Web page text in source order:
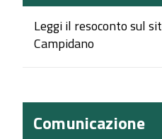
Leggi il resoconto sul
Campidano
Comunicazione